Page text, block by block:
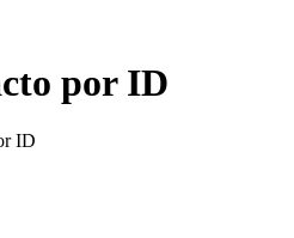
por ID
ID